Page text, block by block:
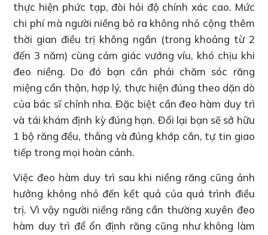
thực hiện phức tạp, đòi hỏi độ chính xác cao. Mức
chi phí mà người niềng bỏ ra không nhỏ cộng thêm
thời gian điều trị không ngắn (trong khoảng từ 2
đến 3 năm) cùng cảm giác vướng víu, khó chịu khi
đeo niềng. Do đó bạn cần phải chăm sóc răng
miệng cẩn thận, hợp lý, thực hiện đúng theo dặn dò
của bác sĩ chỉnh nha. Đặc biệt cần đeo hàm duy trì
và tái khám định kỳ đúng hạn. Đổi lại bạn sẽ sở hữu
1 bộ răng đều, thẳng và đúng khớp cắn, tự tin giao
tiếp trong mọi hoàn cảnh.
Việc đeo hàm duy trì sau khi niềng răng cũng ảnh
hưởng không nhỏ đến kết quả của quá trình điều
trị. Vì vậy người niềng răng cần thường xuyên đeo
hàm duy trì để ổn định răng cũng như không làm